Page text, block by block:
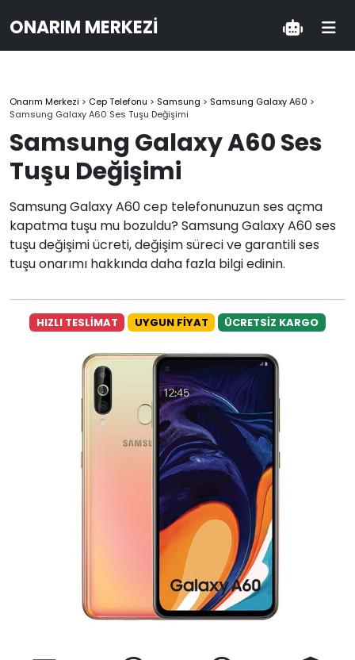
ONARIM MERKEZI
Onarım Merkezi > Cep Telefonu > Samsung > Samsung Galaxy A60 >
Samsung Galaxy A60 Ses Tuşu Değişimi
Samsung Galaxy A60 Ses
Tuşu Değişimi
Samsung Galaxy A60 cep telefonunuzun ses açma
kapatma tuşu mu bozuldu? Samsung Galaxy A60 ses
tuşu değişimi ücreti, değişim süreci ve garantili ses
tuşu onarımı hakkında daha fazla bilgi edinin.
HIZLI TESLİMAT UYGUN FİYAT ÜCRETSİZ KARGO